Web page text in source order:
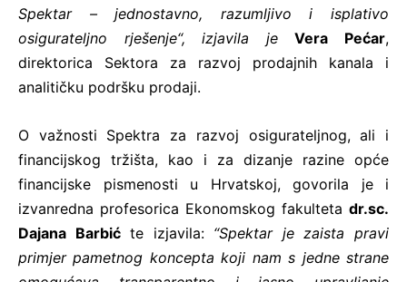
Spektar – jednostavno, razumljivo i isplativo
osigurateljno rješenje“, izjavila jeVera Pećar,
direktorica Sektora za razvoj prodajnih kanala i
analitičku podršku prodaji.
O važnosti Spektra za razvoj osigurateljnog, ali i
financijskog tržišta, kao i za dizanje razine opće
financijske pismenosti u Hrvatskoj, govorila je i
izvanredna profesorica Ekonomskog fakulteta dr.sc.
Dajana Barbićte izjavila: “Spektar je zaista pravi
primjer pametnog koncepta koji nam s jedne strane